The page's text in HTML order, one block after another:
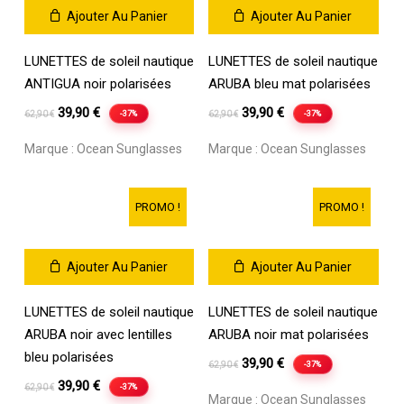
Ajouter Au Panier
LUNETTES de soleil nautique
ANTIGUA noir polarisées
62,90€ Le
initial
39,90 €Le
prix
actuel
39,90 €.
-37%
Marque : Ocean Sunglasses
Ajouter Au Panier
LUNETTES de soleil nautique
ARUBA bleu mat polarisées
62,90€ Le
initial
39,90€Le
prix
actuel
39,90 €.
-37%
Marque :Ocean Sunglasses
PROMO !
Ajouter Au Panier
LUNETTES de soleil nautique
ARUBA noir avec lentilles
bleu polarisées
62,90€ Le
39,90 €Le
-37%
PROMO !
Ajouter Au Panier
LUNETTES de soleil nautique
ARUBA noir mat polarisées
62,90€ Le
39,90€Le
prix
-37%
Marque :Ocean Sunglasses